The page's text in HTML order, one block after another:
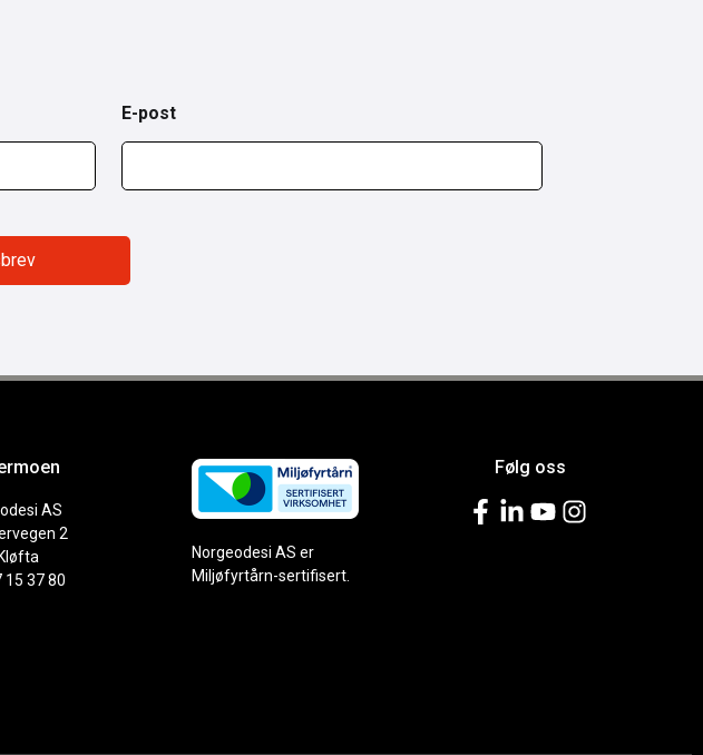
E-post
AS
2
15 37 80
Norgeodesi AS er
Miljøfyrtårn-sertifisert.
Følg oss